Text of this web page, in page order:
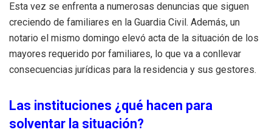
Esta vez se enfrenta a numerosas denuncias que siguen
creciendo de familiares en la Guardia Civil. Además, un
notario el mismo domingo elevó acta de la situación de los
mayores requerido por familiares, lo que va a conllevar
consecuencias jurídicas para la residencia y sus gestores.
Las instituciones ¿qué hacen para
solventar la situación?